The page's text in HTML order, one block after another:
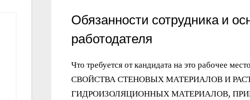
Обязанности сотрудника и
работодателя
Что требуется от кандидата на это
СВОЙСТВА СТЕНОВЫХ МАТЕРИАЛОВ И
ГИДРОИЗОЛЯЦИОННЫХ МАТЕРИАЛОВ,